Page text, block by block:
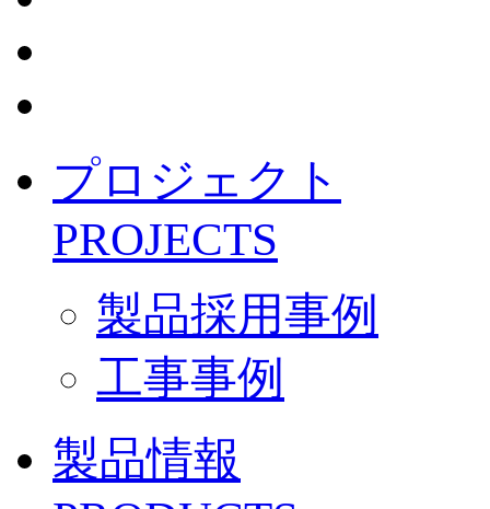
プロジェクト
PROJECTS
製品採用事例
工事事例
製品情報